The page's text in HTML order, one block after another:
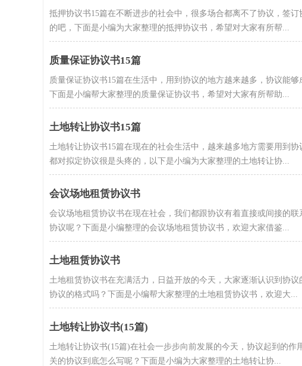
抵押协议书15篇在不断进步的社会中，很多场合都离不了协议，签
的吧，下面是小编为大家整理的抵押协议书，希望对大家有所帮...
质量保证协议书15篇
质量保证协议书15篇在生活中，用到协议的地方越来越多，协议能
下面是小编帮大家整理的质量保证协议书，希望对大家有所帮助...
土地转让协议书15篇
土地转让协议书15篇在现在的社会生活中，越来越多地方需要用到
都对拟定协议很是头疼的，以下是小编为大家整理的土地转让协...
会议场地租赁协议书
会议场地租赁协议书在现在社会，我们都跟协议有着直接或间接的
协议呢？下面是小编整理的会议场地租赁协议书，欢迎大家借鉴...
土地租赁协议书
土地租赁协议书在充满活力，日益开放的今天，大家逐渐认识到协
协议的格式吗？下面是小编帮大家整理的土地租赁协议书，欢迎大...
土地转让协议书(15篇)
土地转让协议书(15篇)在社会一步步向前发展的今天，协议起到的
关的协议到底怎么写呢？下面是小编为大家整理的土地转让协...